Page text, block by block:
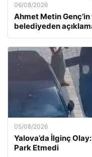
06/08/2026
Ahmet Metin
belediyeden
05/08/2026
Yalova’da İlginç
Park Etmedi